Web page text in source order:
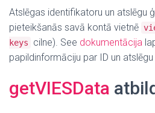
Atslēgas identifikatoru un atslēgu
pieteikšanās savā kontā vietnē
keys
cilne). See dokumentācija
papildinformāciju par ID un
getVIESData